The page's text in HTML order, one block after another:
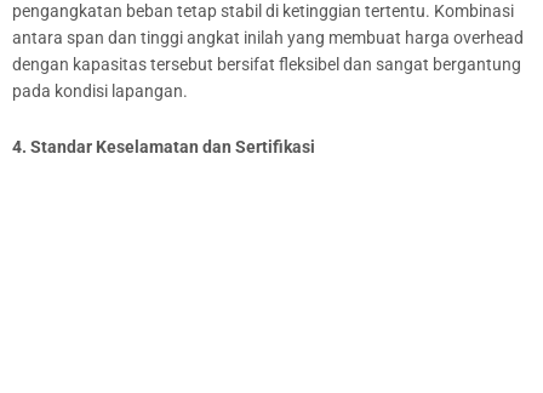
pengangkatan beban tetap stabil di ketinggian tertentu. Kombinasi
antara span dan tinggi angkat inilah yang membuat harga overhead
dengan kapasitas tersebut bersifat fleksibel dan sangat bergantung
pada kondisi lapangan.
4. Standar Keselamatan dan Sertifikasi